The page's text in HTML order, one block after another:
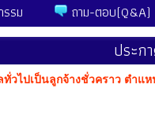
รม ถาม-ตอบ(Q&A)
ประก
วไปเป็นลูกจ้างชั่วคราว ตำแ